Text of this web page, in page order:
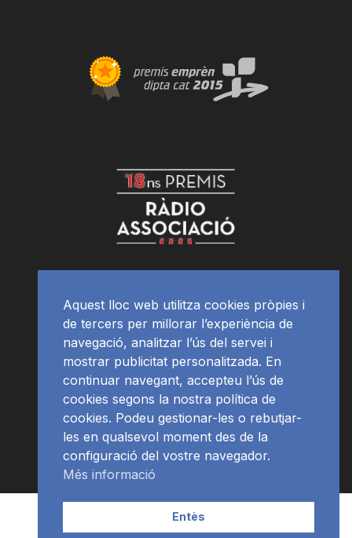
APP Programació
Aquest lloc web utilitza cookies pròpies i
de tercers per millorar l’experiència de
navegació, analitzar l’ús del servei i
mostrar publicitat personalitzada. En
continuar navegant, accepteu l’ús de
cookies segons la nostra política de
cookies. Podeu gestionar-les o rebutjar-
les en qualsevol moment des de la
configuració del vostre navegador.
Més informació
Entès